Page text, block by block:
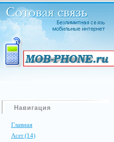
Навигация
Главная
Acer (14)